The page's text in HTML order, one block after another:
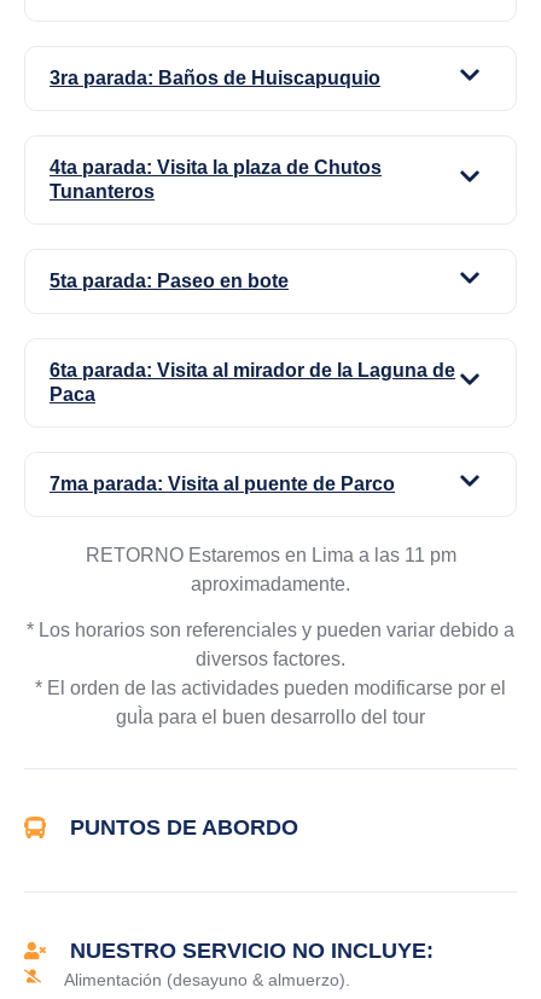
3ra parada: Baños de Huiscapuquio
4ta parada: Visita la plaza de Chutos
Tunanteros
5ta parada: Paseo en bote
6ta parada: Visita al mirador de la Laguna de
Paca
7ma parada: Visita al puente de Parco
RETORNO Estaremos en Lima a las 11 pm
aproximadamente.
* Los horarios son referenciales y pueden variar debido a
diversos factores.
* El orden de las actividades pueden modificarse por el
guÌa para el buen desarrollo del tour
PUNTOS DE ABORDO
NUESTRO SERVICIO NO INCLUYE:
Alimentación (desayuno & almuerzo).